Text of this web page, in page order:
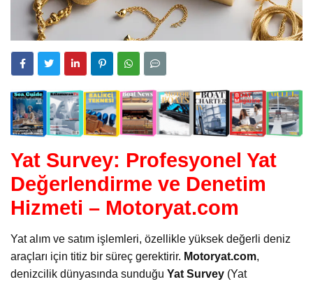
Yat Survey: Profesyonel Yat
Değerlendirme ve Denetim
Hizmeti – Motoryat.com
Yat alım ve satım işlemleri, özellikle yüksek değerli deniz
araçları için titiz bir süreç gerektirir. Motoryat.com,
denizcilik dünyasında sunduğu Yat Survey (Yat